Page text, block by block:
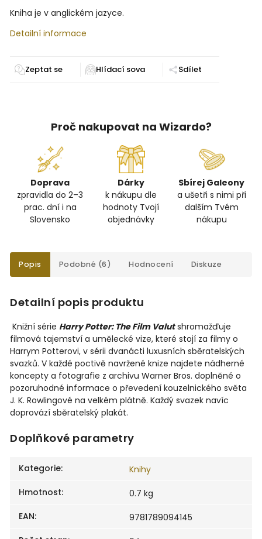
Kniha je v anglickém jazyce.
Detailní informace
Zeptat se Sdílet
Proč nakupovat na Wizardo?
Doprava
zpravidla do 2–3
prac. dní i na
Slovensko
Dárky
k nákupu dle
hodnoty Tvojí
objednávky
Sbírej Galeony
a ušetři s nimi při
dalším Tvém
nákupu
Popis Podobné (6) Hodnocení Diskuze
Detailní popis produktu
Knižní série Harry Potter: The Film Valutshromažďuje
filmová tajemství a umělecké vize, které stojí za filmy o
Harrym Potterovi, v sérii dvanácti luxusních sběratelských
svazků. V každé poctivě navržené knize najdete nádherné
koncepty a fotografie z archivu Warner Bros. doplněné o
pozoruhodné informace o převedení kouzelnického světa
J. K. Rowlingové na velkém plátně. Každý svazek navíc
doprovází sběratelský plakát.
Doplňkové parametry
Kategorie:
Knihy
Hmotnost:
0.7 kg
EAN:
9781789094145